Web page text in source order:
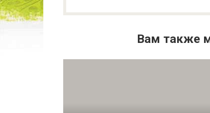
Вам также